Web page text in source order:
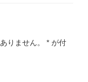
りません。 * が付